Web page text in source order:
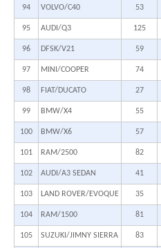
94 VOLVO/C40 53
95 AUDI/Q3 125
96 DFSK/V21 59
97 MINI/COOPER 74
98 FIAT/DUCATO 27
99 BMW/X4 55
100 BMW/X6 57
101 RAM/2500 82
102 AUDI/A3 SEDAN 41
103 LAND ROVER/EVOQUE 35
104 RAM/1500 81
105 SUZUKI/JIMNY SIERRA 83